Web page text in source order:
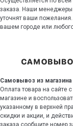
заказа. Наши менеджеры
уточнят ваши
вашем городе или
Самовывоз из магазина
Оплата товара на сайте
магазине и
указанному в верхней
скидки и акции, и